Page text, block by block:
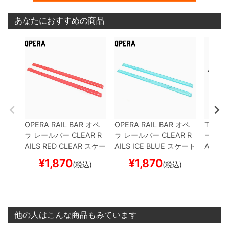
あなたにおすすめの商品
OPERA RAIL BAR オペ
ラ レールバー CLEAR R
AILS RED CLEAR スケー
¥1,870(税込)
OPERA RAIL BAR オペ
ラ レールバー CLEAR R
AILS ICE BLUE スケート
¥1,870(税込)
TAIL
ールデ
AIL
他の人はこんな商品もみています